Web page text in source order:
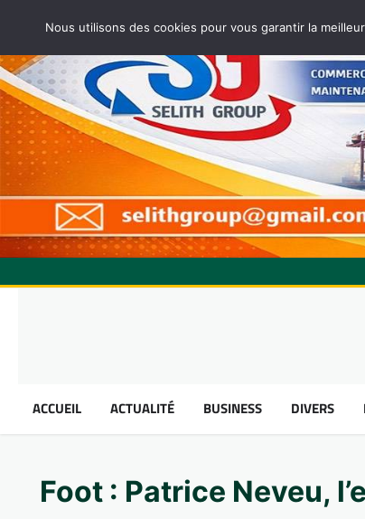
ACCUEIL ACTUALITÉ BUSINESS DIVERS
Foot : Patrice Neveu,
Nous utilisons des cookies pour vous garantir la